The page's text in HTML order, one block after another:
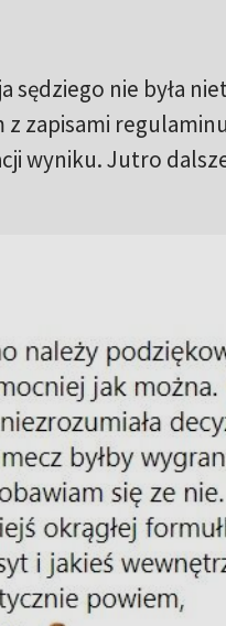
sędziego nie była
zapisami
wyniku. Jutro